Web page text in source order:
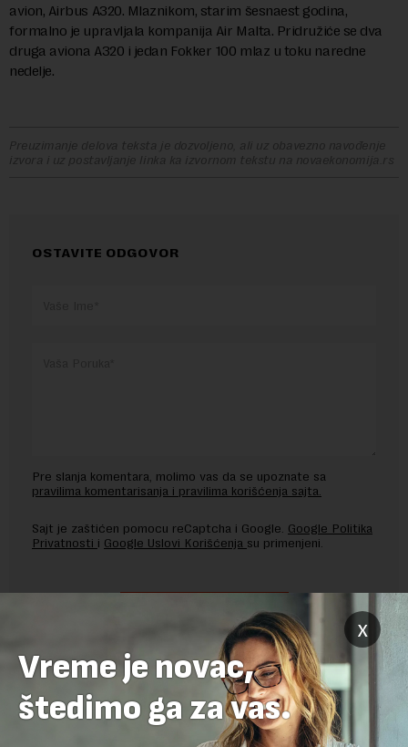
avion, Airbus A320. Mlaznikom, starim šesnaest godina,
formalno je upravljala kompanija Air Malta. Pridružiće se dva
druga aviona A320 i jedan Fokker 100 mlaz u toku naredne
nedelje.
Preuzimanje delova teksta je dozvoljeno, ali uz obavezno navođenje
izvora i uz postavljanje linka ka izvornom tekstu na novaekonomija.rs
OSTAVITE ODGOVOR
Pre slanja komentara, molimo vas da se upoznate sa
pravilima komentarisanja i pravilima korišćenja sajta.
Sajt je zaštićen pomocu reCaptcha i Google. Google Politika
Privatnosti i Google Uslovi Korišćenja su primenjeni.
x
Vreme je novac,
štedimo ga za vas.